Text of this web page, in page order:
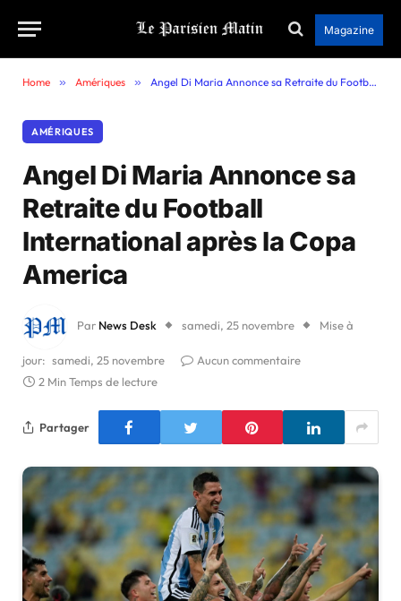
Magazine
Home » Amériques » Angel Di Maria Annonce sa Retraite du Football International après la Copa America
AMÉRIQUES
Angel Di Maria Annonce sa
Retraite du Football
International après la Copa
America
Par News Desk samedi, 25 novembre Mise à
jour: samedi, 25 novembre
Aucun commentaire
2 Min Temps de lecture
Partager